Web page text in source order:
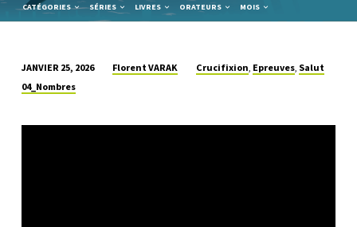
CATÉGORIES
SÉRIES LIVRES ORATEURS MOIS
LE
ET
JANVIER 25, 2026 Florent VARAK Crucifixion, Epreuves, Salut
04_Nombres